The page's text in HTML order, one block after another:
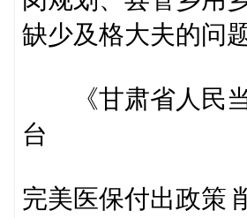
缺少及格大夫的问题
《甘肃省人民当
台
完美医保付出政策